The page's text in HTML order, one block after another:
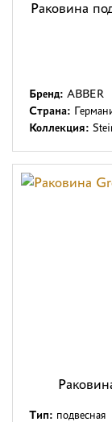
Раковина
Бренд: ABBER
Страна:
Коллекция:
Тип: подвесная